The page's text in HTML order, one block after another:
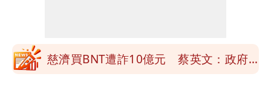
聲押？交保？複訊後揭曉
慈濟買BNT遭詐10億元 蔡英文：政府